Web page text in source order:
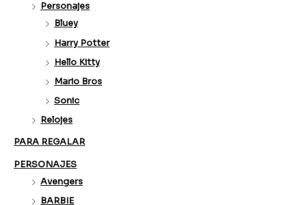
Personajes
Bluey
Harry Potter
Hello Kitty
Mario Bros
Sonic
Relojes
PARA REGALAR
PERSONAJES
Avengers
BARBIE